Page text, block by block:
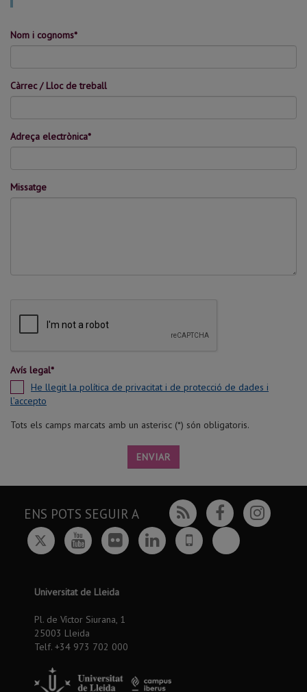
Nom i cognoms*
Càrrec / Lloc de treball
Adreça electrònica*
Missatge
Avís legal*
He llegit la política de privacitat i de protecció de dades i
l’accepto
Tots els camps marcats amb un asterisc (*) són obligatoris.
ENVIAR
ENS POTS SEGUIR A Rss Facebook
TwitterYoutubeFlickrLinkedin
UdL
App
Bluesky
Universitat de Lleida
Pl. de Víctor Siurana, 1
25003 Lleida
Telf. +34 973 702 000